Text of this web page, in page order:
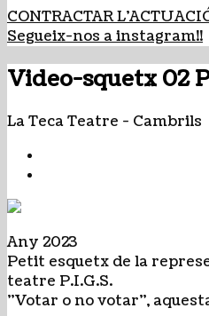
CONTRACTAR
Segueix-nos a instagram!!
Video-squetx 02
La Teca Teatre - Cambrils
Any 2023
Petit esquetx de la
teatre P.I.G.S.
"Votar o no votar",